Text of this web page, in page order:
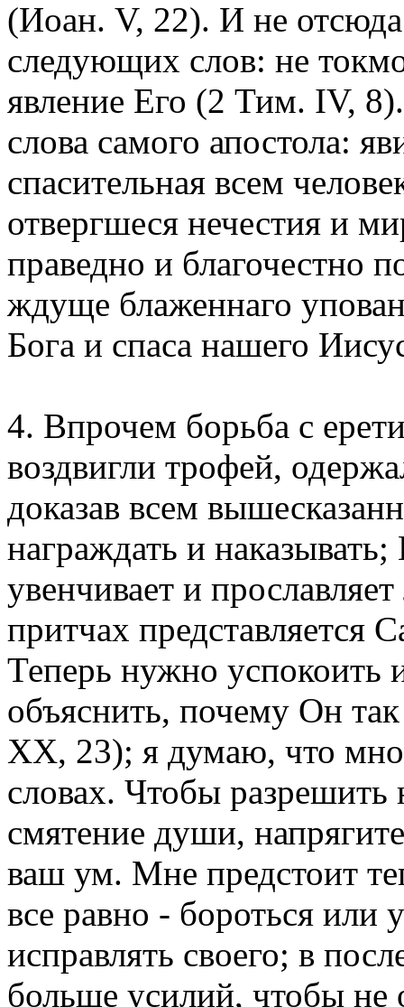
(Иоан. V, 22). И не
следующих слов: не
явление Его (2 Тим. IV,
слова самого апостола:
спасительная всем
отвергшеся нечестия и
праведно и благочестно
ждуще блаженнаго
Бога и спаса нашего
4. Впрочем борьба с
воздвигли трофей,
доказав всем
награждать и
увенчивает и
притчах
Теперь нужно успокоить
объяснить, почему Он
XX, 23); я думаю, что
словах. Чтобы разрешить
смятение души,
ваш ум. Мне предстоит
все равно - бороться или
исправлять своего; в
больше усилий, чтобы не